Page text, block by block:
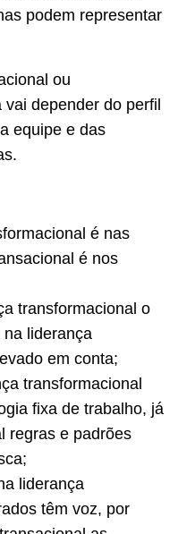
podem representar
ou
depender do perfil
equipe e das
é nas
é nos
transformacional o
liderança
em conta;
transformacional
fixa de trabalho, já
regras e padrões
liderança
têm voz, por